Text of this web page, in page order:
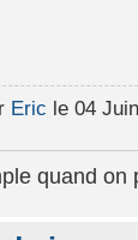
Eric le 04
quand on